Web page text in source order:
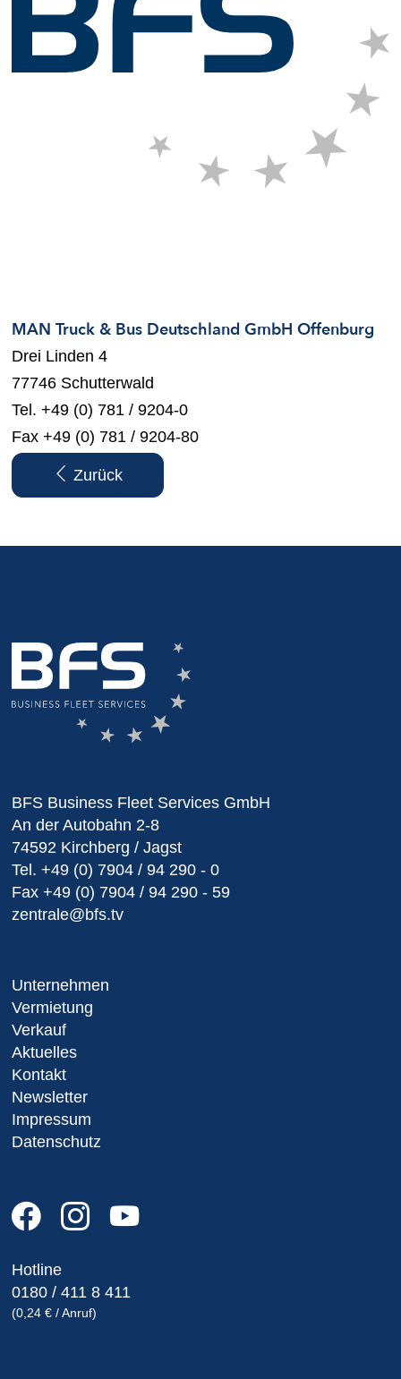
MAN Truck & Bus Deutschland GmbH Offenburg
Drei Linden 4
77746 Schutterwald
Tel. +49 (0) 781 / 9204-0
Fax +49 (0) 781 / 9204-80
Zurück
BFS Business Fleet Services GmbH
An der Autobahn 2-8
74592 Kirchberg / Jagst
Tel. +49 (0) 7904 / 94 290 - 0
Fax +49 (0) 7904 / 94 290 - 59
zentrale@bfs.tv
Unternehmen
Vermietung
Verkauf
Aktuelles
Kontakt
Newsletter
Impressum
Datenschutz
Hotline
0180 / 411 8 411
(0,24 € / Anruf)